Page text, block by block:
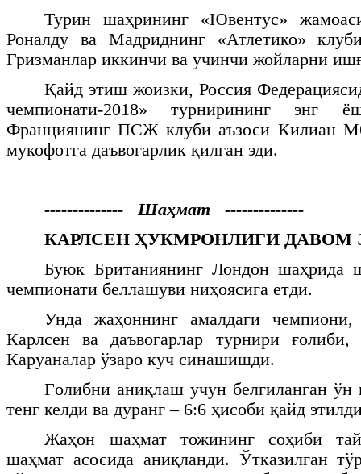
Турин шаҳрининг «Ювентус»
Роналду ва Мадриднинг «Атлетико»
Гризманлар иккинчи ва учинчи жойларни
Қайд этиш жоизки, Россия
чемпионати-2018» турнирининг энг
Франциянинг ПСЖ клуби аъзоси Килиан
мукофотга даъвогарлик қилган эди.
-------------- Шаҳмат --------------
КАРЛСЕН ҲУКМРОНЛИГИ ДАВОМ
Буюк Британиянинг Лондон шаҳрида
чемпионати беллашуви ниҳоясига етди.
Унда жаҳоннинг амалдаги чемпиони,
Карлсен ва даъвогарлар турнири
Каруаналар ўзаро куч синашишди.
Ғолибни аниқлаш учун белгиланган ўн
тенг келди ва дуранг – 6:6 ҳисоби қайд
Жаҳон шаҳмат тожининг соҳиби
шаҳмат асосида аниқланди. Ўтказилган